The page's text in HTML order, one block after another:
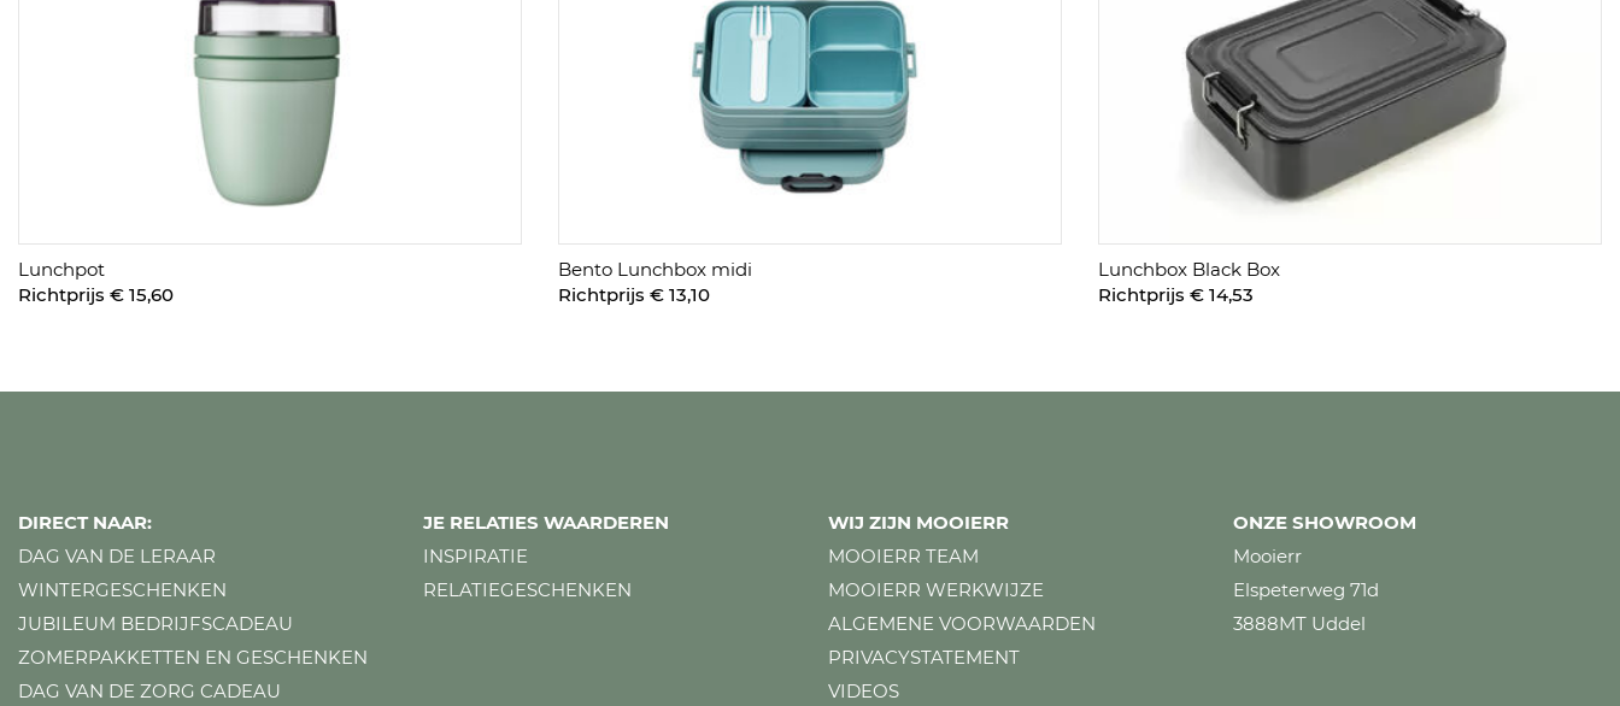
Lunchpot
Richtprijs € 15,60
Bento Lunchbox midi
Richtprijs € 13,10
Lunchbox Black Box
Richtprijs € 14,53
DIRECT NAAR:
DAG VAN DE LERAAR
WINTERGESCHENKEN
JUBILEUM BEDRIJFSCADEAU
ZOMERPAKKETTEN EN GESCHENKEN
DAG VAN DE ZORG CADEAU
JE RELATIES WAARDEREN
INSPIRATIE
RELATIEGESCHENKEN
WIJ ZIJN MOOIERR
MOOIERR TEAM
MOOIERR WERKWIJZE
ALGEMENE VOORWAARDEN
PRIVACYSTATEMENT
VIDEOS
ONZE SHOWROOM
Mooierr
Elspeterweg 71d
3888MT Uddel